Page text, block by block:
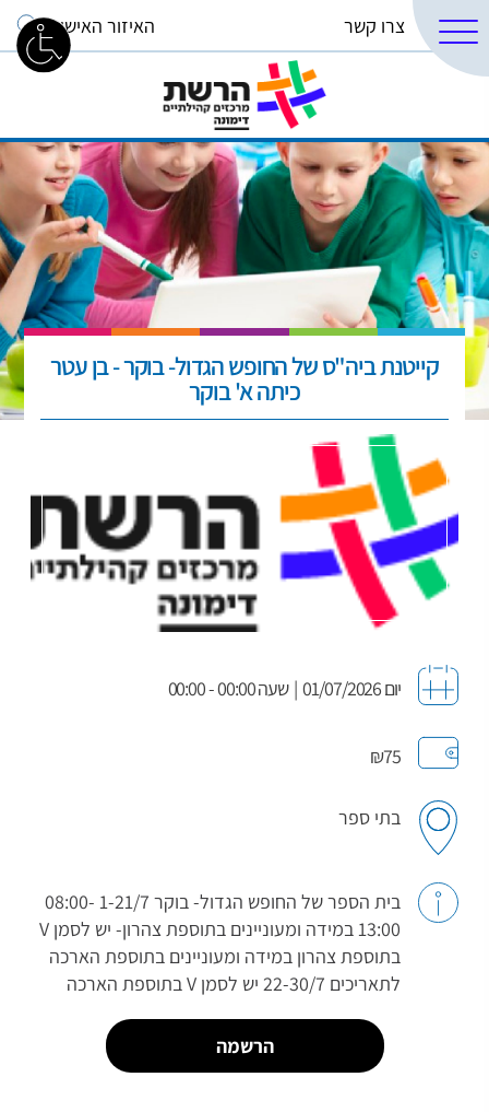
צרו קשר האיזור האישי
קייטנת ביה"ס של החופש הגדול- בוקר - בן עטר
כיתה א' בוקר
יום 01/07/2026 | שעה 00:00 - 00:00
₪75
בתי ספר
בית הספר של החופש הגדול- בוקר 1-21/7 08:00-
13:00 במידה ומעוניינים בתוספת צהרון- יש לסמן V
בתוספת צהרון במידה ומעוניינים בתוספת הארכה
לתאריכים 22-30/7 יש לסמן V בתוספת הארכה
הרשמה